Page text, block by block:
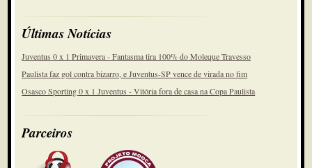
Últimas Notícias
Juventus 0 x 1 Primavera - Fantasma tira 100% do Moleque Travesso
Paulista faz gol contra bizarro, e Juventus-SP vence de virada no fim
Osasco Sporting 0 x 1 Juventus - Vitória fora de casa na Copa Paulista
Parceiros